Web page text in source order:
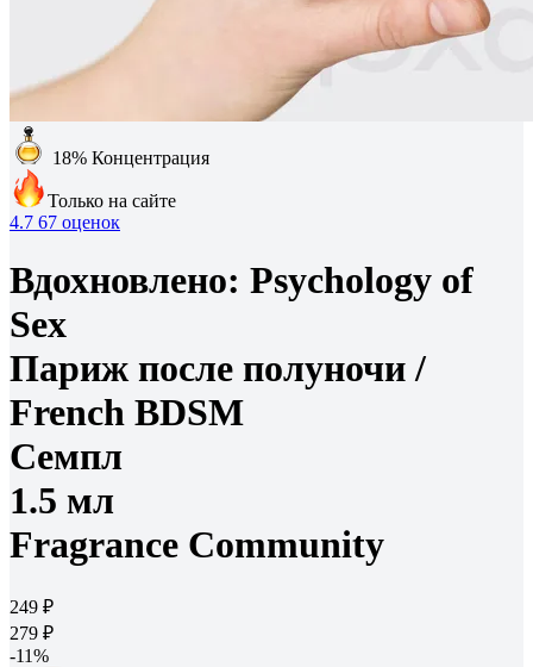
18% Концентрация
Только на сайте
4.7 67 оценок
Вдохновлено: Psychology of
Sex
Париж после полуночи /
French BDSM
Семпл
1.5 мл
Fragrance Community
249 ₽
279 ₽
-11%